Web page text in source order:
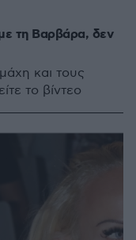
τη Βαρβάρα, δεν
και τους
το βίντεο